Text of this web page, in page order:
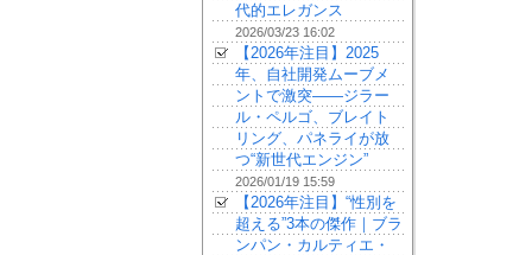
代的エレガンス
2026/03/23 16:02
【2026年注目】2025
年、自社開発ムーブメ
ントで激突——ジラー
ル・ペルゴ、ブレイト
リング、パネライが放
つ“新世代エンジン”
2026/01/19 15:59
【2026年注目】“性別を
超える”3本の傑作｜ブラ
ンパン・カルティエ・